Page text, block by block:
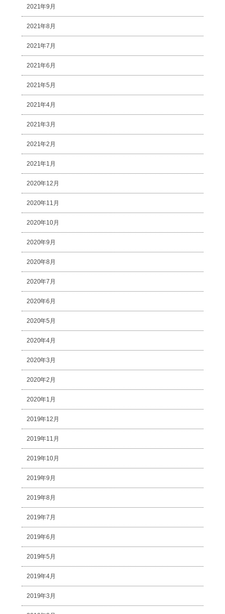
2021年9月
2021年8月
2021年7月
2021年6月
2021年5月
2021年4月
2021年3月
2021年2月
2021年1月
2020年12月
2020年11月
2020年10月
2020年9月
2020年8月
2020年7月
2020年6月
2020年5月
2020年4月
2020年3月
2020年2月
2020年1月
2019年12月
2019年11月
2019年10月
2019年9月
2019年8月
2019年7月
2019年6月
2019年5月
2019年4月
2019年3月